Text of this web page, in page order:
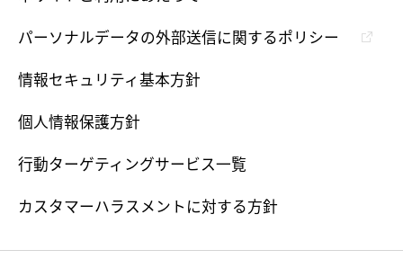
パーソナルデータの外部送信に関するポリシー
情報セキュリティ基本方針
個人情報保護方針
行動ターゲティングサービス一覧
カスタマーハラスメントに対する方針